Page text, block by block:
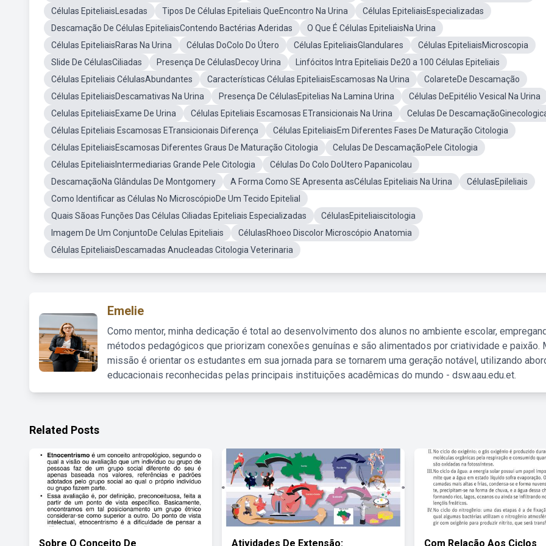
Células EpiteliaisLesadas Tipos De Células Epiteliais QueEncontro Na Urina
Células EpiteliaisEspecializadas
Descamação De Células EpiteliaisContendo Bactérias Aderidas
O Que É Células EpiteliaisNa Urina
Células EpiteliaisRaras Na Urina
Células DoColo Do Útero Células EpiteliaisGlandulares
Células EpiteliaisMicroscopia
Slide De CélulasCiliadas
Presença De CélulasDecoy Urina
Linfócitos Intra Epiteliais De20 a 100 Células Epiteliais
Células Epiteliais CélulasAbundantes
Características Células EpiteliaisEscamosas Na Urina
ColareteDe Descamação
Células EpiteliaisDescamativas Na Urina
Presença De CélulasEpitelias Na Lamina Urina
Células DeEpitélio Vesical Na Urina
Celulas EpiteliaisExame De Urina
Células Epiteliais Escamosas ETransicionais Na Urina
Celulas De
Células Epiteliais Escamosas ETransicionais Diferença
Células EpiteliaisEm Diferentes Fases De Maturação Citologia
Células EpiteliaisEscamosas Diferentes Graus De Maturação Citologia
Celulas De DescamaçãoPele Citologia
Células EpiteliaisIntermediarias Grande Pele Citologia
Células Do Colo DoUtero Papanicolau
DescamaçãoNa Glândulas De Montgomery
A Forma Como SE Apresenta asCélulas Epiteliais Na Urina
CélulasEpileliais
Como Identificar as Células No MicroscópioDe Um Tecido Epitelial
Quais Sãoas Funções Das Células Ciliadas Epiteliais Especializadas
CélulasEpiteliaiscitologia
Imagem De Um ConjuntoDe Celulas Epiteliais
CélulasRhoeo Discolor Microscópio Anatomia
Células EpiteliaisDescamadas Anucleadas Citologia Veterinaria
Emelie
Como mentor, minha dedicação é total ao desenvolvimento dos alunos no ambiente escolar,
métodos pedagógicos que priorizam conexões genuínas e são alimentados por criatividade e paixão.
missão é orientar os estudantes em sua jornada para se tornarem uma geração notável, utilizando
educacionais reconhecidas pelas principais instituições acadêmicas do mundo - dsw.aau.edu.et.
Related Posts
Sobre O Conceito De Atividades De Extensão: Com Relação Aos Ciclos